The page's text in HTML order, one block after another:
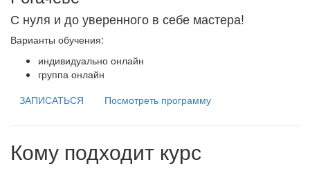
С нуля и до уверенного в себе мастера!
Варианты обучения:
индивидуально онлайн
группа онлайн
ЗАПИСАТЬСЯ
Посмотреть программу
Кому подходит курс